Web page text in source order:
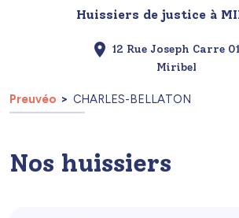
Huissiers de justice à
12 Rue Joseph Carre
Miribel
Preuvéo CHARLES-BELLATON
Nos huissiers